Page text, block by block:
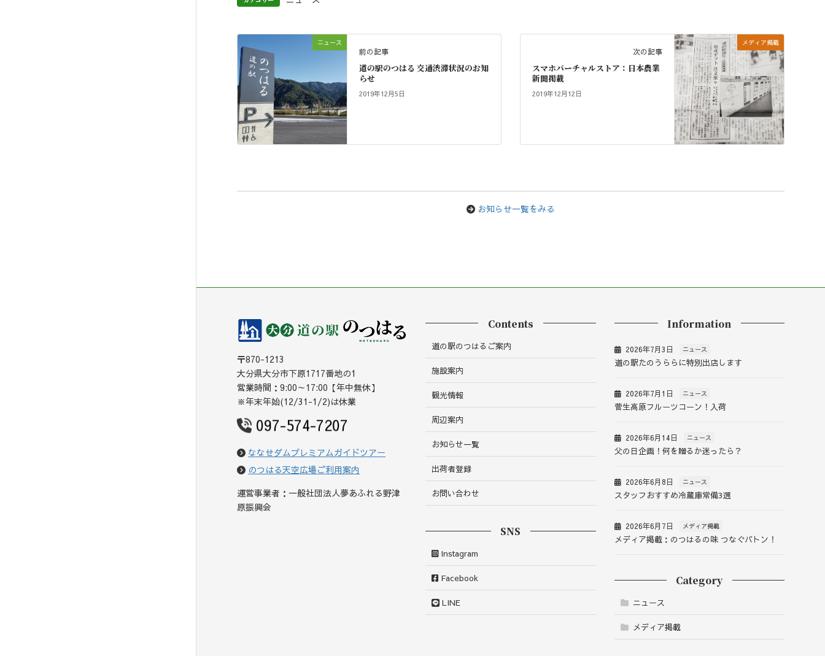
ニュース
前の記事
道の駅のつはる 交通渋滞状況のお知
らせ
2019年12月5日
メディア掲載
次の記事
スマホバーチャルストア：日本農業
新聞掲載
2019年12月12日
お知らせ一覧をみる
〒870-1213
大分県大分市下原1717番地の1
営業時間：9:00～17:00【年中無休】
※年末年始(12/31-1/2)は休業
097-574-7207
ななせダムプレミアムガイドツアー
のつはる天空広場ご利用案内
運営事業者：一般社団法人夢あふれる野津
原振興会
Contents
道の駅のつはるご案内
施設案内
観光情報
周辺案内
お知らせ一覧
出荷者登録
お問い合わせ
SNS
Instagram
Facebook
LINE
Information
2026年7月3日 ニュース
道の駅たのうららに特別出店します
2026年7月1日 ニュース
菅生高原フルーツコーン！入荷
2026年6月14日 ニュース
父の日企画！何を贈るか迷ったら？
2026年6月8日 ニュース
スタッフおすすめ冷蔵庫常備3選
2026年6月7日 メディア掲載
メディア掲載：のつはるの味 つなぐバトン！
Category
ニュース
メディア掲載